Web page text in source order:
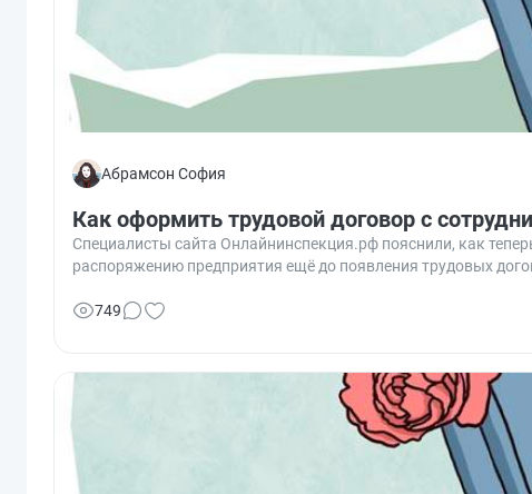
Абрамсон София
Как оформить трудовой договор с
Специалисты сайта Онлайнинспекция.рф пояснили, как
распоряжению предприятия ещё до появления трудовых
749